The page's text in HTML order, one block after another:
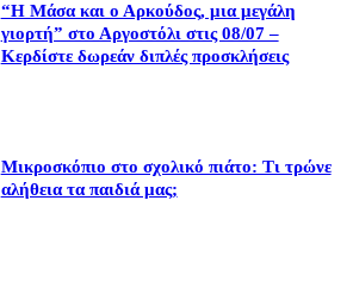
“Η Μάσα και ο Αρκούδος, μια μεγάλη
γιορτή” στο Αργοστόλι στις 08/07 –
Κερδίστε δωρεάν διπλές προσκλήσεις
Μικροσκόπιο στο σχολικό πιάτο: Τι τρώνε
αλήθεια τα παιδιά μας;